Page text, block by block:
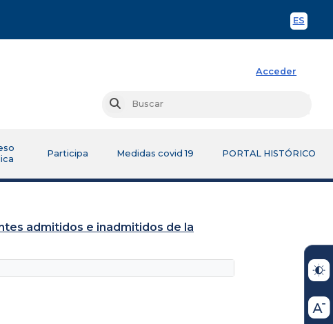
ES
Acceder
Buscar
Participa Medidas covid 19 PORTAL HISTÓRICO
admitidos e inadmitidos de la